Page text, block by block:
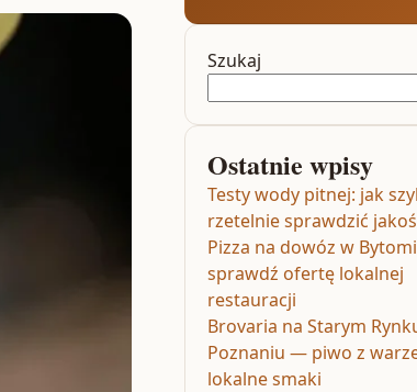
Szukaj
Ostatnie wpisy
Testy wody pitnej: jak
rzetelnie sprawdzić
Pizza na dowóz w
sprawdź ofertę lokalnej
restauracji
Brovaria na Starym
Poznaniu — piwo z
lokalne smaki